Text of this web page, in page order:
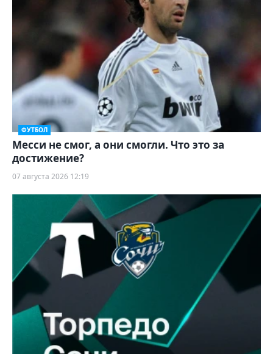
ФУТБОЛ
Месси не смог, а они смогли. Что это за
достижение?
07 августа 2026 12:19